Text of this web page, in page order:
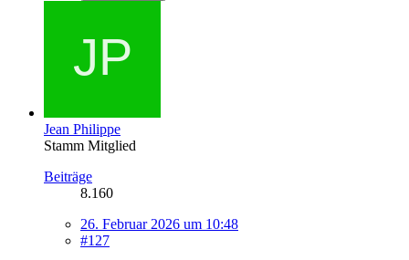
Jean Philippe
Stamm Mitglied
Beiträge
8.160
26. Februar 2026 um 10:48
#127